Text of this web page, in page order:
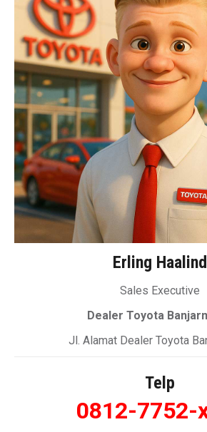
Erling Haalind
Sales Executive
Dealer Toyota
Jl. Alamat Dealer Toyota
Telp
0812-7752-